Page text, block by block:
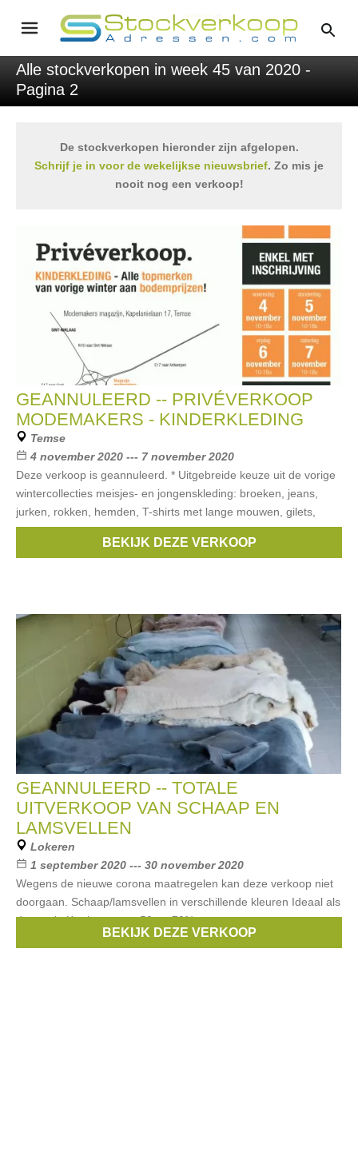
Alle stockverkopen in week 45 van 2020 -
Pagina 2
De stockverkopen hieronder zijn afgelopen.
Schrijf je in voor de wekelijkse nieuwsbrief. Zo mis je
nooit nog een verkoop!
GEANNULEERD -- PRIVÉVERKOOP
MODEMAKERS - KINDERKLEDING
Temse
4 november 2020 --- 7 november 2020
Deze verkoop is geannuleerd. * Uitgebreide keuze uit de vorige
wintercollecties meisjes- en jongenskleding: broeken, jeans,
jurken, rokken, hemden, T-shirts met lange mouwen, gilets,
sweaters,
Guess,CKS,Vingino ,Garcia,Geisha
BEKIJK DEZE VERKOOP
GEANNULEERD -- TOTALE
UITVERKOOP VAN SCHAAP EN
LAMSVELLEN
Lokeren
1 september 2020 --- 30 november 2020
Wegens de nieuwe corona maatregelen kan deze verkoop niet
doorgaan. Schaap/lamsvellen in verschillende kleuren Ideaal als
decoratie Kortingen van 50 tot 70%
Dermopelle
BEKIJK DEZE VERKOOP